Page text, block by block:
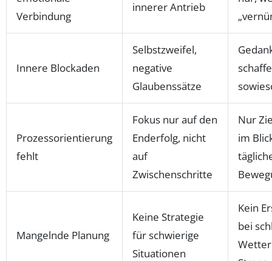
Verbindung
innerer Antrieb
Innere Blockaden
Selbstzweifel,
negative
Glaubenssätze
Prozessorientierung
fehlt
Fokus nur auf den
Enderfolg, nicht
auf
Zwischenschritte
Nur
im
Mangelnde Planung
Keine Strategie
für schwierige
Situationen
Kein
bei